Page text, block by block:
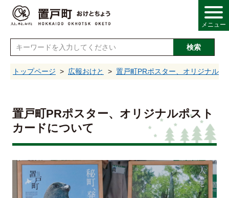
メニュー
検索
トップページ 広報おけと 置戸町PRポスター、オリジナルポ
置戸町PRポスター、オリジナルポスト
カードについて